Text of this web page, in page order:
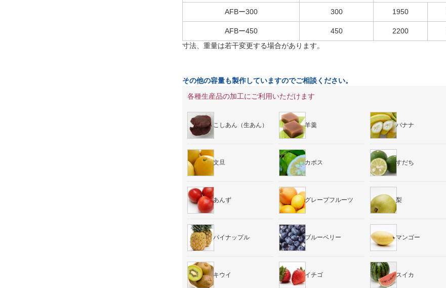
AFBー300 300 1950
AFBー450 450 2200
寸法、重量は若干変更する場合があります。
その他の容量も製作していますのでご相談ください。
各種生産品の加工にご利用いただけます
こしあん（生あん） 羊羹 バナナ
文旦 カボス すだち
あんず グレープフルーツ 梨
パイナップル ブルーベリー マンゴー
キウイ イチゴ スイカ